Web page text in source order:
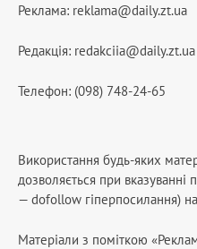
Реклама: reklama@daily.zt.ua
Редакція: redakciia@daily.zt.ua
Телефон: (098) 748-24-65
Використання будь-яких
дозволяється при вказуванні
— dofollow гіперпосилання)
Матеріали з поміткою